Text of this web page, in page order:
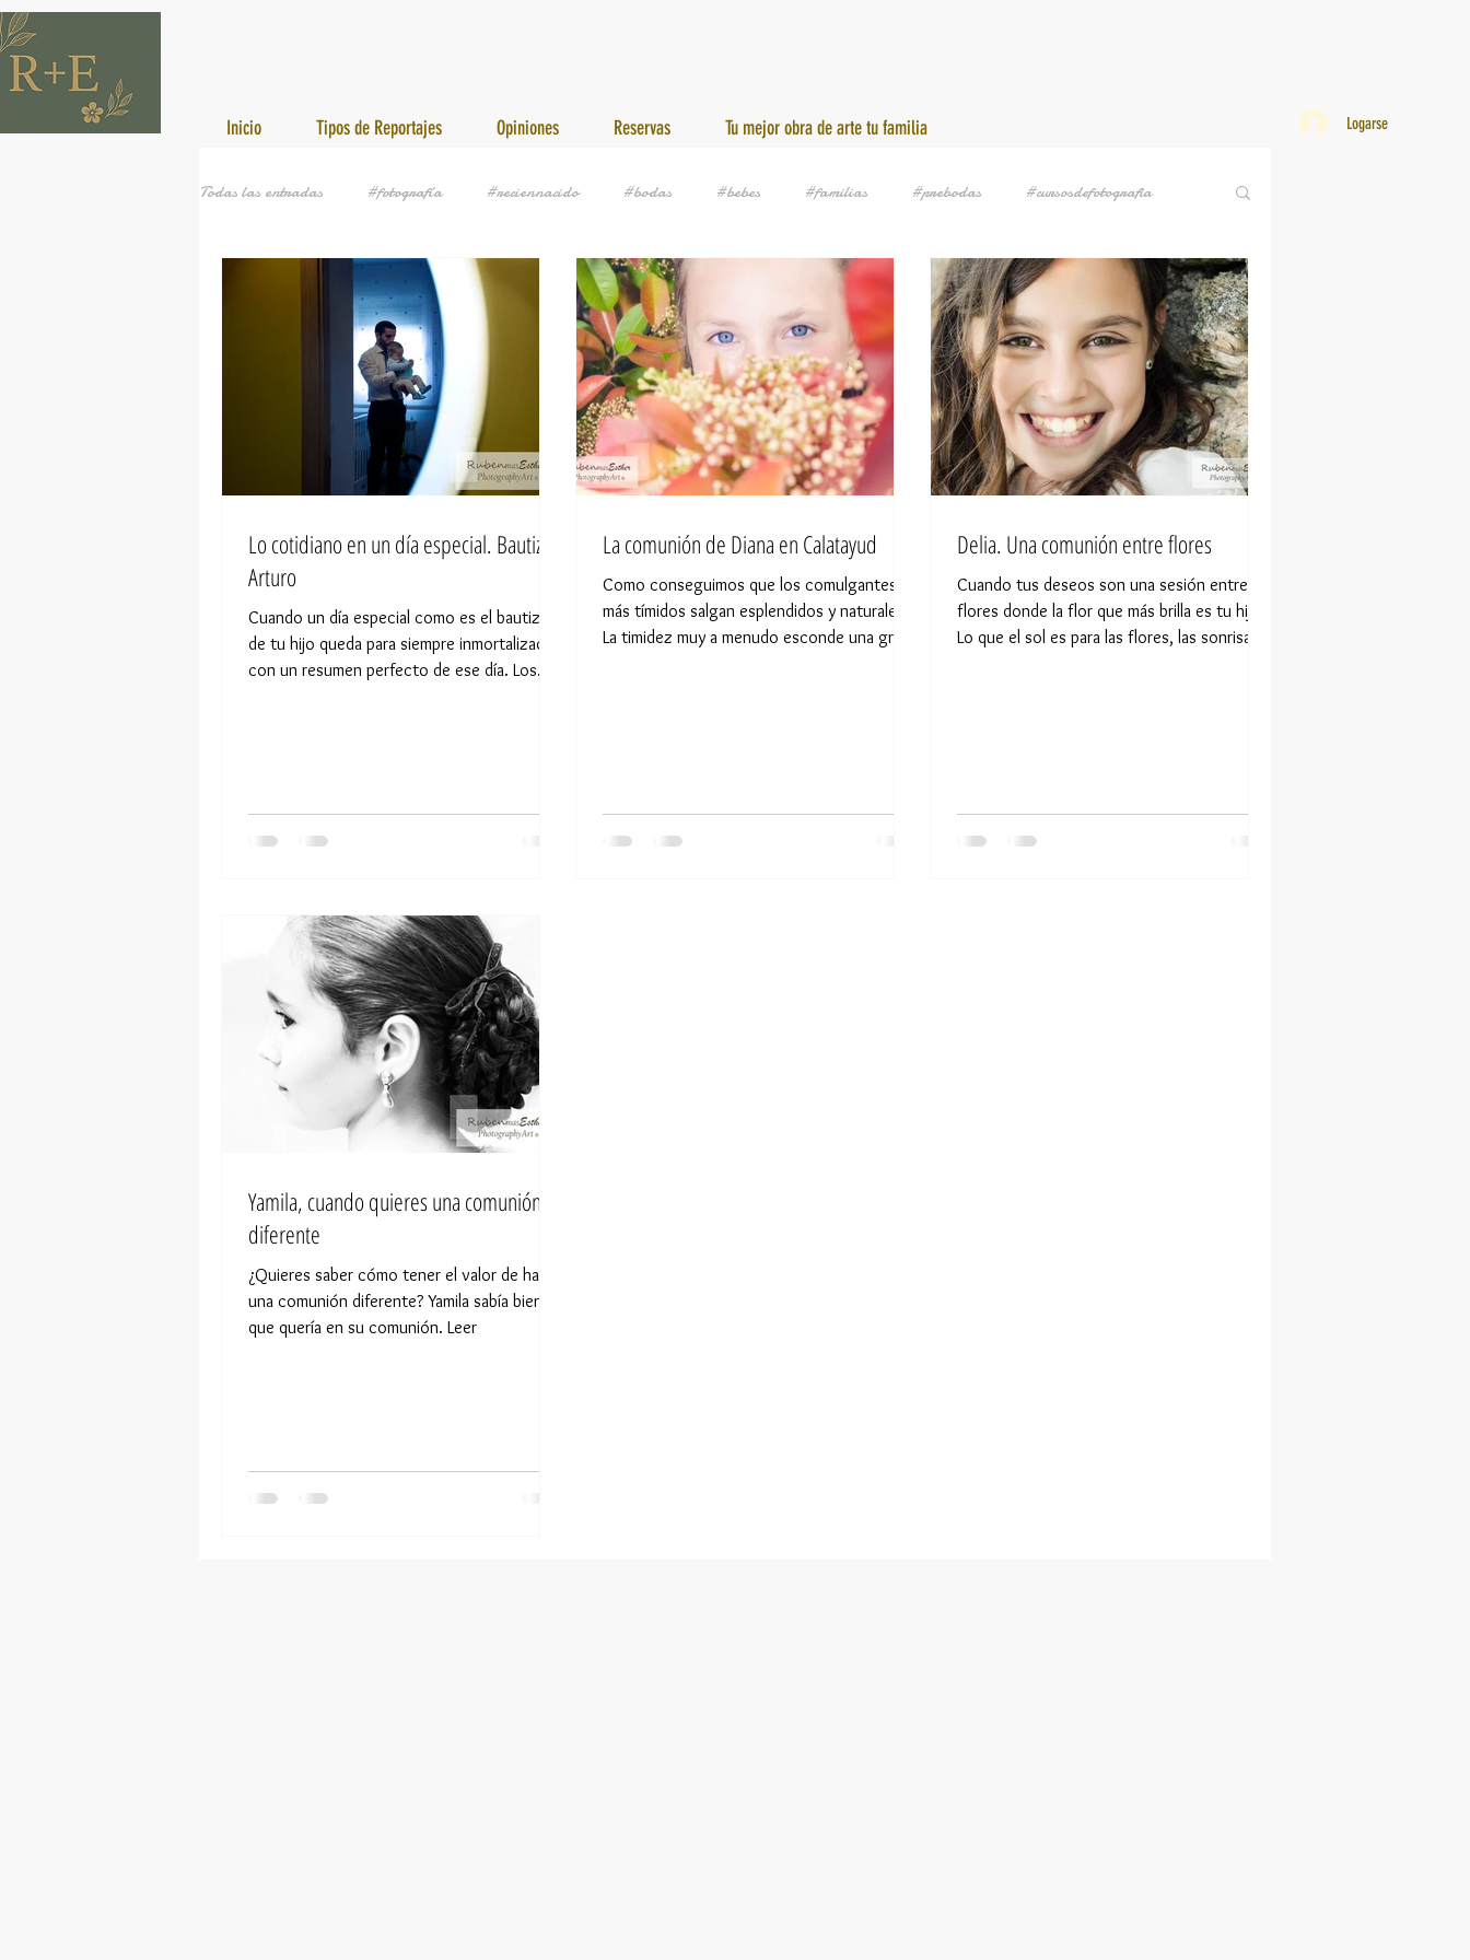
Inicio Tipos de Reportajes Opiniones Reservas Tu mejor obra de arte tu familia Logarse
Todas las entradas #fotografía #reciennacido #bodas #bebes #familias #prebodas #cursosdefotografia
#bautizo #buscandofotografo eventos
Lo cotidiano en un día especial. Bautizo
Arturo
Cuando un día especial como es el bautizo
de tu hijo queda para siempre inmortalizado
con un resumen perfecto de ese día. Los
La comunión de Diana en Calatayud
Como conseguimos que los comulgantes
más tímidos salgan esplendidos y naturales.
La timidez muy a menudo esconde una gran
Delia. Una comunión entre flores
Cuando tus deseos son una sesión entre
flores donde la flor que más brilla es tu hija.
Lo que el sol es para las flores, las sonrisas
Yamila, cuando quieres una comunión
diferente
¿Quieres saber cómo tener el valor de hacer
una comunión diferente? Yamila sabía bien lo
que quería en su comunión. Leer